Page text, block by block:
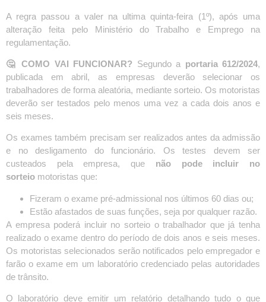
A regra passou a valer na ultima quinta-feira (1º), após uma
alteração feita pelo Ministério do Trabalho e Emprego na
regulamentação.
🤔 COMO VAI FUNCIONAR? Segundo a portaria 612/2024,
publicada em abril, as empresas deverão selecionar os
trabalhadores de forma aleatória, mediante sorteio. Os motoristas
deverão ser testados pelo menos uma vez a cada dois anos e
seis meses.
Os exames também precisam ser realizados antes da admissão
e no desligamento do funcionário. Os testes devem ser
custeados pela empresa, que não pode incluir no
sorteio motoristas que:
Fizeram o exame pré-admissional nos últimos 60 dias ou;
Estão afastados de suas funções, seja por qualquer razão.
A empresa poderá incluir no sorteio o trabalhador que já tenha
realizado o exame dentro do período de dois anos e seis meses.
Os motoristas selecionados serão notificados pelo empregador e
farão o exame em um laboratório credenciado pelas autoridades
de trânsito.
O laboratório deve emitir um relatório detalhando tudo o que